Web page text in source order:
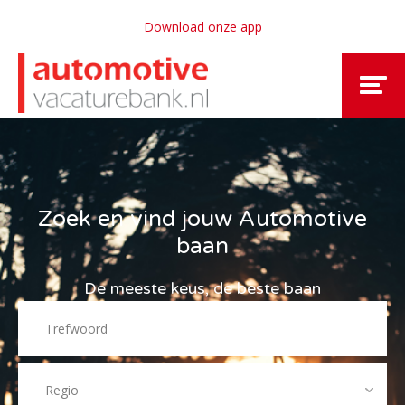
Download onze app
Zoek en vind jouw Automotive
baan
De meeste keus, de beste baan